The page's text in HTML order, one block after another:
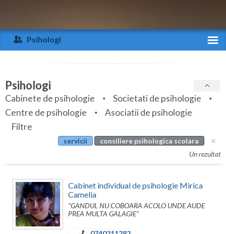
Arad
Arges
Bihor
Bistrita-Nasaud
Botosani
Bucuresti
Buzau
Psihologi
Specialitati
Servicii
Articole
Evenimente
Cabinet
Membri
Psihologi
Cabinete de psihologie
Societati de psihologie
Centre de psihologie
Asociatii de psihologie
Filtre
servicii
consiliere psihologica scolara
Un rezultat
Cabinet individual de psihologie Mirica
Camelia
"GANDUL NU COBOARA ACOLO UNDE AUDE
PREA MULTA GALAGIE"